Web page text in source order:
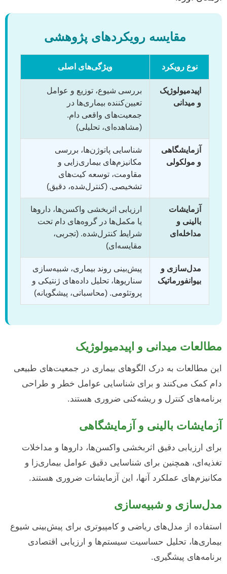
مقایسه رویکردهای پژوهشی
نوع رویکرد ویژگی‌های اصلی
اپیدمیولوژیک
و میدانی
بررسی شیوع، توزیع و عوامل
تعیین‌کننده بیماری‌ها در
جمعیت‌های واقعی دام.
(مشاهده‌ای، تحلیلی)
آزمایشگاهی
و مولکولی
شناسایی پاتوژن‌ها، بررسی
مکانیزم‌های بیماری‌زایی و
مقاومت، توسعه کیت‌های
تشخیصی. (کنترل‌شده، دقیق)
آزمایشات
بالینی و
مداخله‌ای
ارزیابی اثربخشی واکسن‌ها، داروها
یا مکمل‌ها در گروه‌های دام تحت
شرایط کنترل‌شده. (تجربی،
مقایسه‌ای)
مدل‌سازی و
بیوانفورماتیک
پیش‌بینی روند بیماری، شبیه‌سازی
سناریوها، تحلیل داده‌های ژنتیکی و
پروتئومی. (محاسباتی، پیشگویانه)
مطالعات میدانی و اپیدمیولوژیک
این مطالعات به درک الگوهای بیماری در جمعیت‌های طبیعی
دام کمک می‌کنند و برای شناسایی عوامل خطر و طراحی
برنامه‌های کنترل و ریشه‌کنی ضروری هستند.
آزمایشات بالینی و آزمایشگاهی
برای ارزیابی دقیق اثربخشی واکسن‌ها، داروها و مداخلات
تغذیه‌ای، همچنین برای شناسایی دقیق عوامل بیماری‌زا و
مکانیزم‌های عملکرد آنها، این آزمایشات ضروری هستند.
مدل‌سازی و شبیه‌سازی
استفاده از مدل‌های ریاضی و کامپیوتری برای پیش‌بینی شیوع
بیماری‌ها، تحلیل حساسیت سیستم‌ها و ارزیابی اقتصادی
برنامه‌های پیشگیری.